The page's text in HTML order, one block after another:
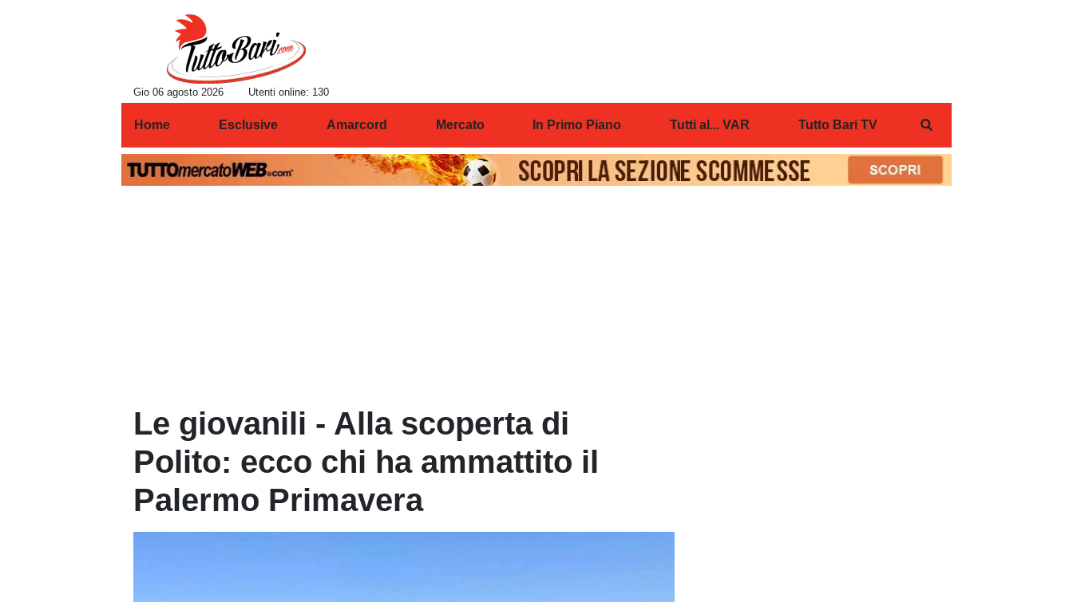
Gio 06 agosto 2026 Utenti online: 130
Home Esclusive Amarcord Mercato In Primo Piano Tutti al... VAR Tutto Bari TV
Le giovanili - Alla scoperta di
Polito: ecco chi ha ammattito il
Palermo Primavera